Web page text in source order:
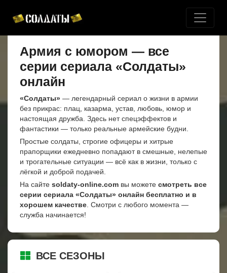
Армия с юмором — все
серии сериала «Солдаты»
онлайн
«Солдаты» — легендарный сериал о жизни в армии
без прикрас: плац, казарма, устав, любовь, юмор и
настоящая дружба. Здесь нет спецэффектов и
фантастики — только реальные армейские будни.
Простые солдаты, строгие офицеры и хитрые
прапорщики ежедневно попадают в смешные, нелепые
и трогательные ситуации — всё как в жизни, только с
лёгкой и доброй подачей.
На сайте soldaty-online.com вы можете смотреть все
серии сериала «Солдаты» онлайн бесплатно и в
хорошем качестве . Смотри с любого момента —
служба начинается!
ВСЕ СЕЗОНЫ